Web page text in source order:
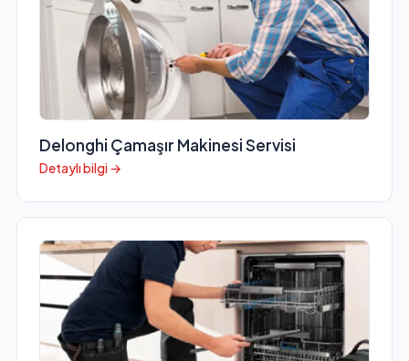
Delonghi Çamaşır Makinesi Servisi
Detaylı bilgi →